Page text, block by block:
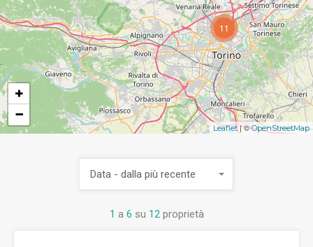
11
+
−
Leaflet| ©OpenStreetMap
1 a 6 su 12 proprietà
Data - dalla più recente